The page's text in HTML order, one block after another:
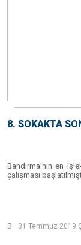
8. SOKAKTA
Bandırma’nın en
çalışması
31 Temmuz 2019